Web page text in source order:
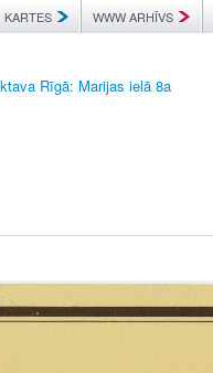
KARTES WWW ARHĪVS
Rīgā: Marijas ielā 8a